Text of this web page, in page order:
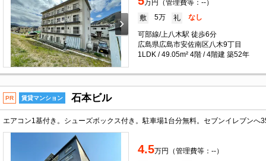
万円（管理費等：--）
敷 5万 礼 なし
可部線/上八木駅 徒歩6分
広島県広島市安佐南区八木9丁目
1LDK / 49.05m² 4階 / 4階建 築52年
PR 賃貸マンション 石本ビル
4.5万円（管理費等：--）